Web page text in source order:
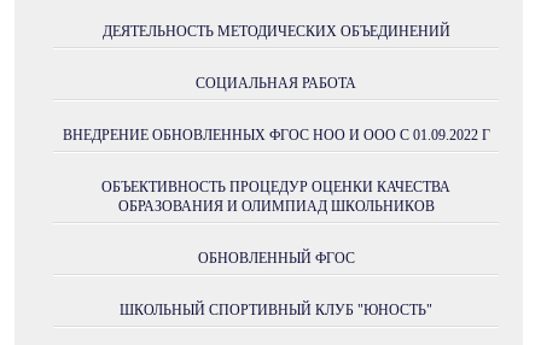
ДЕЯТЕЛЬНОСТЬ МЕТОДИЧЕСКИХ ОБЪЕДИНЕНИЙ
СОЦИАЛЬНАЯ РАБОТА
ВНЕДРЕНИЕ ОБНОВЛЕННЫХ ФГОС НОО И ООО С 01.09.2022 Г
ОБЪЕКТИВНОСТЬ ПРОЦЕДУР ОЦЕНКИ КАЧЕСТВА
ОБРАЗОВАНИЯ И ОЛИМПИАД ШКОЛЬНИКОВ
ОБНОВЛЕННЫЙ ФГОС
ШКОЛЬНЫЙ СПОРТИВНЫЙ КЛУБ "ЮНОСТЬ"